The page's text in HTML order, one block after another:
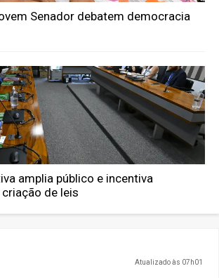
Senador debatem democracia
amplia público e incentiva
de leis
Atualizado às 07h01